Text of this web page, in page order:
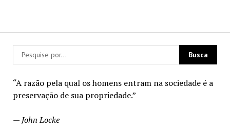
“A razão pela qual os homens entram na sociedade é a
preservação de sua propriedade.”
— John Locke